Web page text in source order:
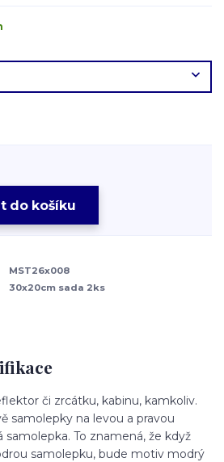
do košíku
MST26x008
30x20cm sada 2ks
či zrcátku, kabinu, kamkoliv.
samolepky na levou a pravou
samolepka. To znamená, že když
samolepku, bude motiv modrý